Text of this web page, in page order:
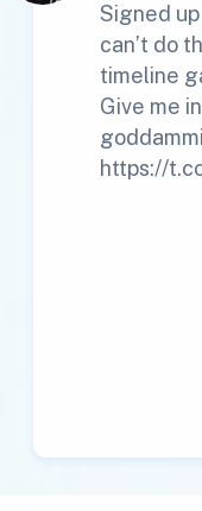
Signed up
can’t do
timeline
Give me
https://